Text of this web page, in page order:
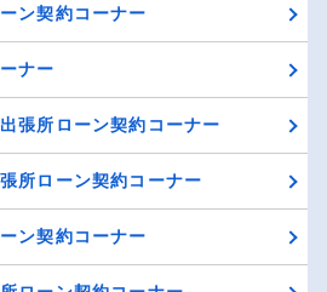
ン契約コーナー
ナー
張所ローン契約コーナー
所ローン契約コーナー
ン契約コーナー